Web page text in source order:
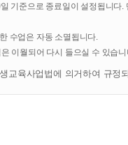
용기간
계법령에서 정한 일정한 기간
기준으로 종료일이 설정됩니다
수업은 자동 소멸됩니다.
이월되어 다시 들으실 수 있습
교육사업법에 의거하여 규정